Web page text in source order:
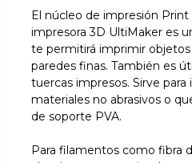
El núcleo de impresión Print
impresora 3D UltiMaker es
te permitirá imprimir
paredes finas. También es
tuercas impresos. Sirve
materiales no abrasivos o
de soporte PVA.
Para filamentos como fibra